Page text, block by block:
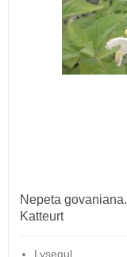
Nepeta govaniana.
Katteurt
Lysegul